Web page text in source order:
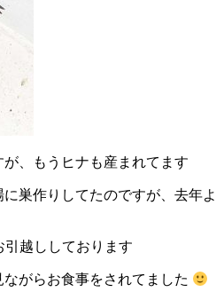
、もうヒナも産まれてます
巣作りしてたのですが、去年よ
引越ししております
がらお食事をされてました